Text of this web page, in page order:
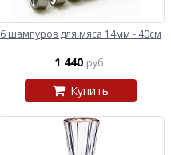
6 шампуров для мяса 14мм - 40см
1 440 руб.
Купить